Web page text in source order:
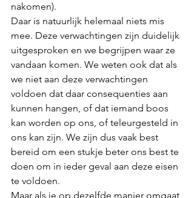
nakomen).
Daar is natuurlijk helemaal niets mis
mee. Deze verwachtingen zijn duidelijk
uitgesproken en we begrijpen waar ze
vandaan komen. We weten ook dat als
we niet aan deze verwachtingen
voldoen dat daar consequenties aan
kunnen hangen, of dat iemand boos
kan worden op ons, of teleurgesteld in
ons kan zijn. We zijn dus vaak best
bereid om een stukje beter ons best te
doen om in ieder geval aan deze eisen
te voldoen.
Maar als je op dezelfde manier omgaat